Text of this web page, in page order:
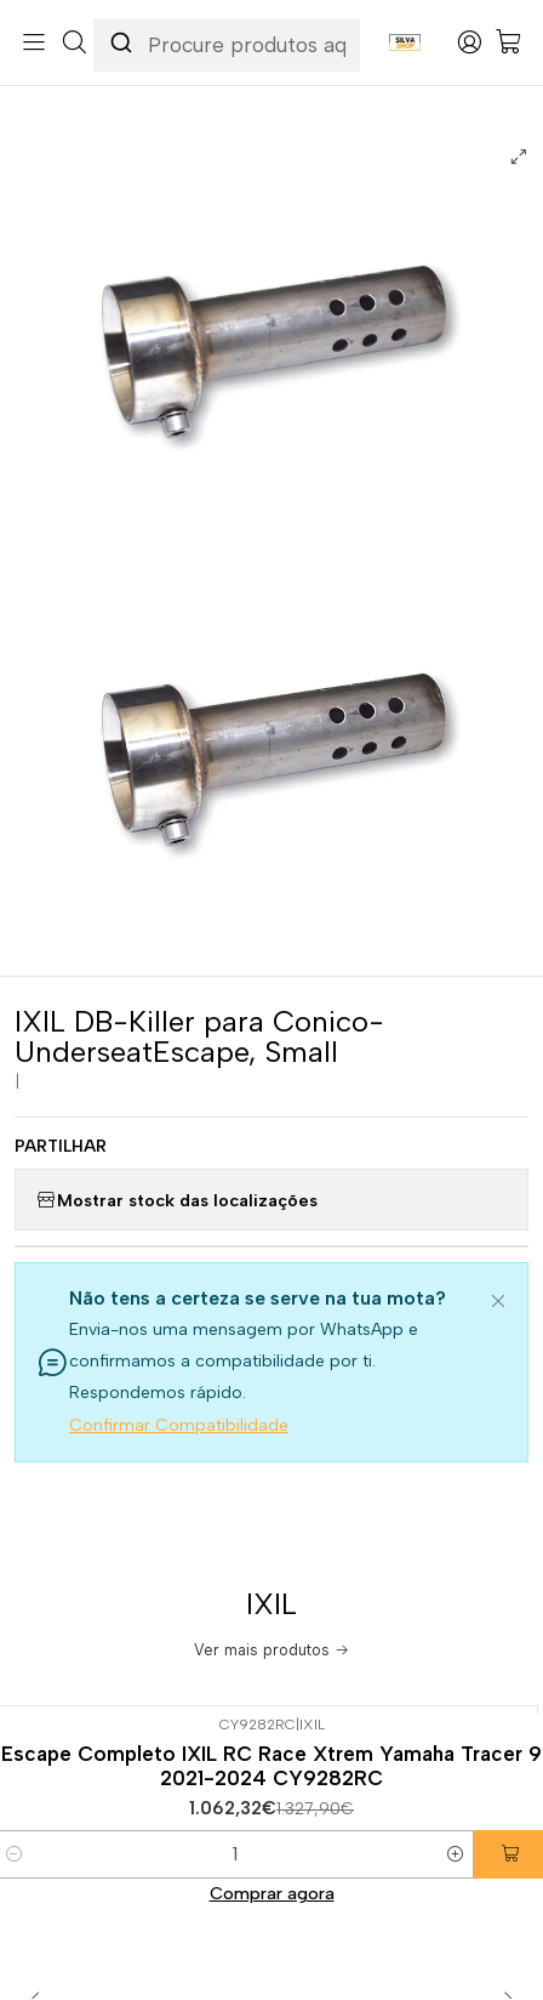
Acessórios & Personalização
Escapes / Ponteiras
IXIL DB-Killer para Conico-UnderseatEscape, Small
IXIL DB-Killer para Conico-
UnderseatEscape, Small
PARTILHAR
Mostrar stock das localizações
Não tens a certeza se serve na tua mota?
Envia-nos uma mensagem por WhatsApp e
confirmamos a compatibilidade por ti.
Respondemos rápido.
Confirmar Compatibilidade
IXIL
Ver mais produtos
CY9282RC IXIL
Escape Completo IXIL RC Race Xtrem Yamaha Tracer 9
2021-2024 CY9282RC
1.062,32€1.327,90€
Comprar agora